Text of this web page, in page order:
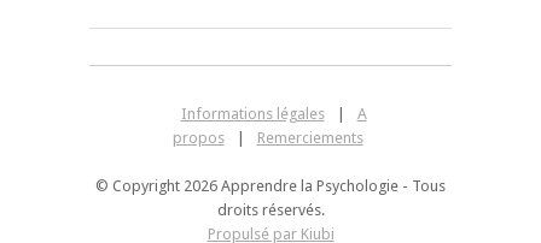
Informations légales
A
propos
Remerciements
© Copyright 2026 Apprendre la Psychologie - Tous
droits réservés.
Propulsé par Kiubi